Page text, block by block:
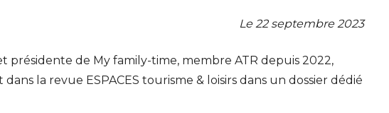
Le 22 septembre 2023
présidente de My family-time, membre ATR depuis 2022,
la revue ESPACES tourisme & loisirs dans un dossier dédié